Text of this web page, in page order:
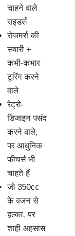
चाहने वाले
राइडर्स
रोजमर्रा की
सवारी +
कभी-कभार
टूरिंग करने
वाले
रेट्रो-
डिजाइन पसंद
करने वाले,
पर आधुनिक
फीचर्स भी
चाहते हैं
जो 350cc
के वजन से
हल्का, पर
शाही अहसास